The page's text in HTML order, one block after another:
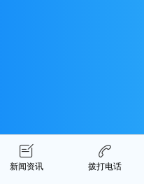
新闻资讯 拨打电话